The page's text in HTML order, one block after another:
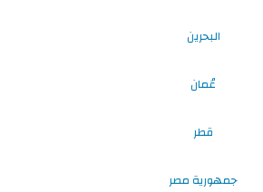
البحرين
عُمان
قطر
جمهورية مصر